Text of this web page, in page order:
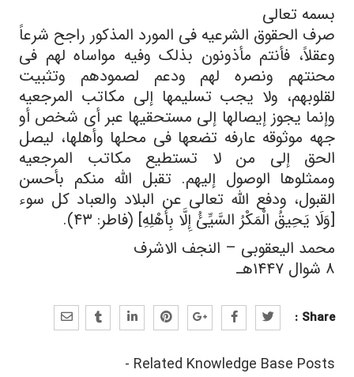
بسمه تعالى
صرف الحقوق الشرعیه فی المورد المذکور راجح شرعاً
وعقلاً، فأنتم مأذونون بذلک وفیه مواساه لهم فی
محنتهم ونصره لهم ودعم لصمودهم وتثبیت
لقلوبهم، ولا یجب تسلیمها إلى مکاتب المرجعیه
وإنما یجوز إیصالها إلى مستحقیها عبر أی شخص أو
جهه موثوقه عارفه تضعها فی محلها وأهلها، لیصل
الحق إلى من لا تستطیع مکاتب المرجعیه
وممثلوها الوصول إلیهم. تقبل الله منکم بأحسن
القبول، ودفع الله تعالى عن البلاد والعباد کل سوء
[وَلَا یَحِیقُ الْمَکْرُ السَّیِّئُ إِلَّا بِأَهْلِهِ] (فاطر: ۴۳).
محمد الیعقوبی – النجف الاشرف
۸ شوال ۱۴۴۷هـ
Share :
Related Knowledge Base Posts -